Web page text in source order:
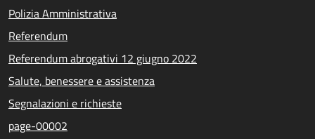
Polizia Amministrativa
Referendum
Referendum abrogativi 12 giugno 2022
Salute, benessere e assistenza
Segnalazioni e richieste
page-00002